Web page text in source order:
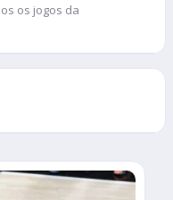
os jogos da